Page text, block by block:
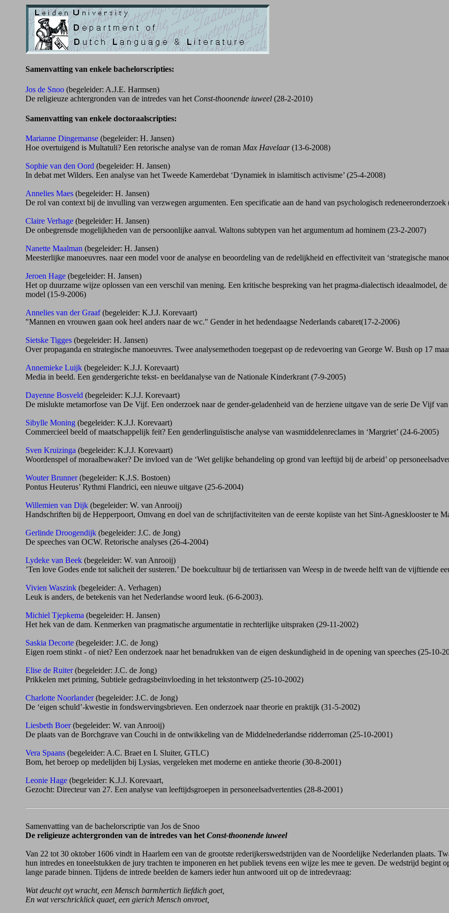
Samenvatting van enkele bachelorscripties:
Jos de Snoo (begeleider: A.J.E. Harmsen)
De religieuze achtergronden van de intredes van het Const-thoonende iuweel (28-2-2010)
Samenvatting van enkele doctoraalscripties:
Marianne Dingemanse (begeleider: H. Jansen)
Hoe overtuigend is Multatuli? Een retorische analyse van de roman Max Havelaar(13-6-2008)
Sophie van den Oord (begeleider: H. Jansen)
In debat met Wilders. Een analyse van het Tweede Kamerdebat ‘Dynamiek in islamitisch activisme’ (25-4-2008)
Annelies Maes (begeleider: H. Jansen)
De rol van context bij de invulling van verzwegen argumenten. Een specificatie aan de hand van psychologisch redeneeronderzoek
Claire Verhage (begeleider: H. Jansen)
De onbegrensde mogelijkheden van de persoonlijke aanval. Waltons subtypen van het argumentum ad hominem (23-2-2007)
Nanette Maalman (begeleider: H. Jansen)
Meesterlijke manoeuvres. naar een model voor de analyse en beoordeling van de redelijkheid en effectiviteit van ‘strategische
Jeroen Hage (begeleider: H. Jansen)
Het op duurzame wijze oplossen van een verschil van mening. Een kritische bespreking van het pragma-dialectisch ideaalmodel,
model (15-9-2006)
Annelies van der Graaf(begeleider: K.J.J. Korevaart)
"Mannen en vrouwen gaan ook heel anders naar de wc." Gender in het hedendaagse Nederlands cabaret(17-2-2006)
Sietske Tigges (begeleider: H. Jansen)
Over propaganda en strategische manoeuvres. Twee analysemethoden toegepast op de redevoering van George W. Bush op 17
Annemieke Luijk (begeleider: K.J.J. Korevaart)
Media in beeld. Een gendergerichte tekst- en beeldanalyse van de Nationale Kinderkrant (7-9-2005)
Dayenne Bosveld (begeleider: K.J.J. Korevaart)
De mislukte metamorfose van De Vijf. Een onderzoek naar de gender-geladenheid van de herziene uitgave van de serie De Vijf
Sibylle Moning (begeleider: K.J.J. Korevaart)
Commercieel beeld of maatschappelijk feit? Een genderlinguïstische analyse van wasmiddelenreclames in ‘Margriet’ (24-6-2005)
Sven Kruizinga (begeleider: K.J.J. Korevaart)
Woordenspel of moraalbewaker? De invloed van de ‘Wet gelijke behandeling op grond van leeftijd bij de arbeid’ op
Wouter Brunner(begeleider: K.J.S. Bostoen)
Pontus Heuterus’ Rythmi Flandrici, een nieuwe uitgave (25-6-2004)
Willemien van Dijk (begeleider: W. van Anrooij)
Handschriften bij de Hepperpoort, Omvang en doel van de schrijfactiviteiten van de eerste kopiiste van het Sint-Agnesklooster te
Gerlinde Droogendijk (begeleider: J.C. de Jong)
De speeches van OCW. Retorische analyses (26-4-2004)
Lydeke van Beek (begeleider: W. van Anrooij)
’Ten love Godes ende tot salicheit der susteren.’ De boekcultuur bij de tertiarissen van Weesp in de tweede helft van de vijftiende
Vivien Waszink (begeleider: A. Verhagen)
Leuk is anders, de betekenis van het Nederlandse woord leuk. (6-6-2003).
Michiel Tjepkema (begeleider: H. Jansen)
Het hek van de dam. Kenmerken van pragmatische argumentatie in rechterlijke uitspraken (29-11-2002)
Saskia Decorte (begeleider: J.C. de Jong)
Eigen roem stinkt - of niet? Een onderzoek naar het benadrukken van de eigen deskundigheid in de opening van speeches (25-10-
Elise de Ruiter(begeleider: J.C. de Jong)
Prikkelen met priming, Subtiele gedragsbeïnvloeding in het tekstontwerp (25-10-2002)
Charlotte Noorlander(begeleider: J.C. de Jong)
De ‘eigen schuld’-kwestie in fondswervingsbrieven. Een onderzoek naar theorie en praktijk (31-5-2002)
Liesbeth Boer(begeleider: W. van Anrooij)
De plaats van de Borchgrave van Couchi in de ontwikkeling van de Middelnederlandse ridderroman (25-10-2001)
Vera Spaans (begeleider: A.C. Braet en I. Sluiter, GTLC)
Bom, het beroep op medelijden bij Lysias, vergeleken met moderne en antieke theorie (30-8-2001)
Leonie Hage (begeleider: K.J.J. Korevaart,
Gezocht: Directeur van 27. Een analyse van leeftijdsgroepen in personeelsadvertenties (28-8-2001)
Samenvatting van de bachelorscriptie van Jos de Snoo
De religieuze achtergronden van de intredes van het Const-thoonende iuweel
Van 22 tot 30 oktober 1606 vindt in Haarlem een van de grootste rederijkerswedstrijden van de Noordelijke Nederlanden plaats.
hun intredes en toneelstukken de jury trachten te imponeren en het publiek tevens een wijze les mee te geven. De wedstrijd begint
lange parade binnen. Tijdens de intrede beelden de kamers ieder hun antwoord uit op de intredevraag:
Wat deucht oyt wracht, een Mensch barmhertich liefdich goet,
En wat verschricklick quaet, een gierich Mensch onvroet,